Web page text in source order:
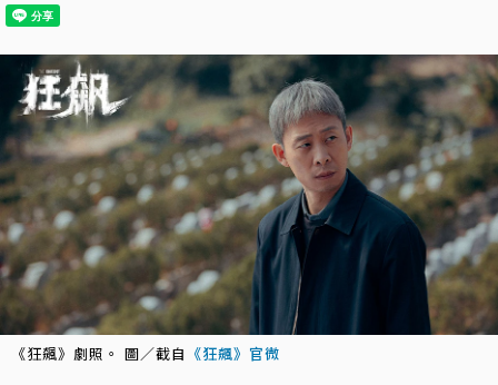
《狂飆》劇照。 圖／截自 《狂飆》官微